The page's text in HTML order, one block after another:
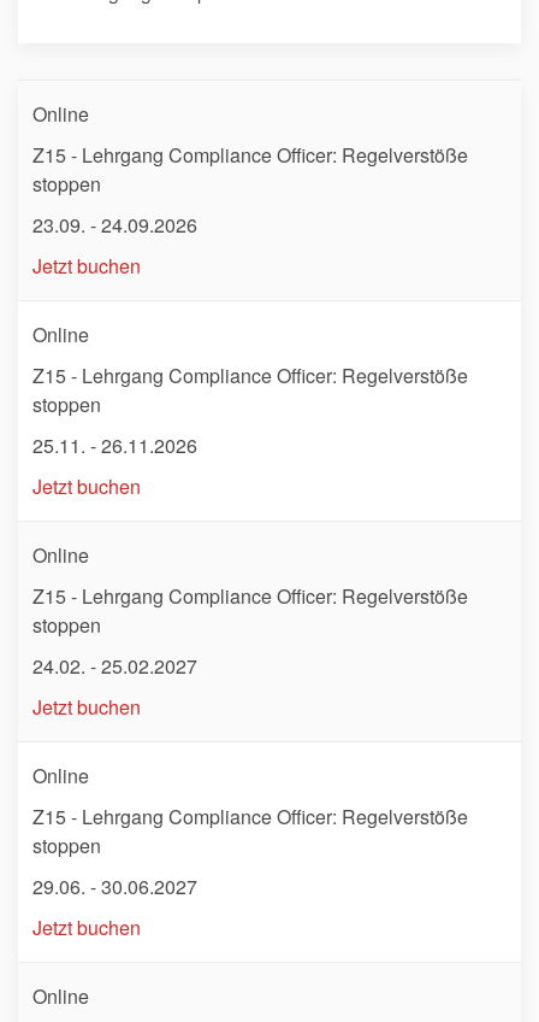
Online
Z15 - Lehrgang Compliance Officer: Regelverstöße
stoppen
23.09. - 24.09.2026
Jetzt buchen
Online
Z15 - Lehrgang Compliance Officer: Regelverstöße
stoppen
25.11. - 26.11.2026
Jetzt buchen
Online
Z15 - Lehrgang Compliance Officer: Regelverstöße
stoppen
24.02. - 25.02.2027
Jetzt buchen
Online
Z15 - Lehrgang Compliance Officer: Regelverstöße
stoppen
29.06. - 30.06.2027
Jetzt buchen
Online